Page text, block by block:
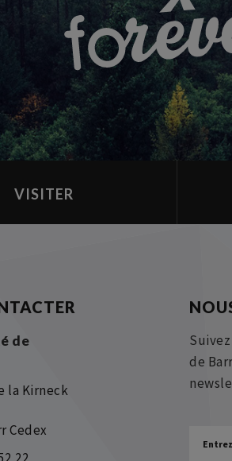
VISITER
de
la Kirneck
Cedex
de